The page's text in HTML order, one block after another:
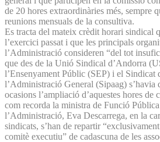
de 20 hores extraordinàries més, sempre
reunions mensuals de la consultiva.
Es tracta del mateix crèdit horari sindical
l’exercici passat i que les principals
l’Administració consideren “del tot
que des de la Unió Sindical d’Andorra
l’Ensenyament Públic (SEP) i el Sindicat
l’Administració General (Sipaag) s’havia
ocasions l’ampliació d’aquestes hores de
com recorda la ministra de Funció
l’Administració, Eva Descarrega, en la
sindicats, s’han de repartir
comitè executiu” de cadascuna de les